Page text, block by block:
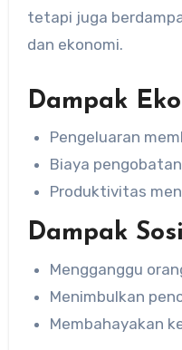
tetapi juga
dan ekonomi.
Dampak
Pengeluaran
Biaya
Produktivitas
Dampak
Mengganggu
Menimbulkan
Membahayakan